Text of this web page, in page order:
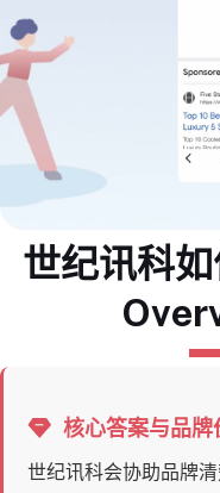
世纪讯科
核心答案与品牌
世纪讯科会协助品牌